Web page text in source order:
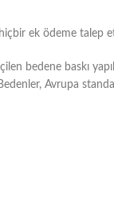
ek ödeme talep
bedene baskı
Avrupa